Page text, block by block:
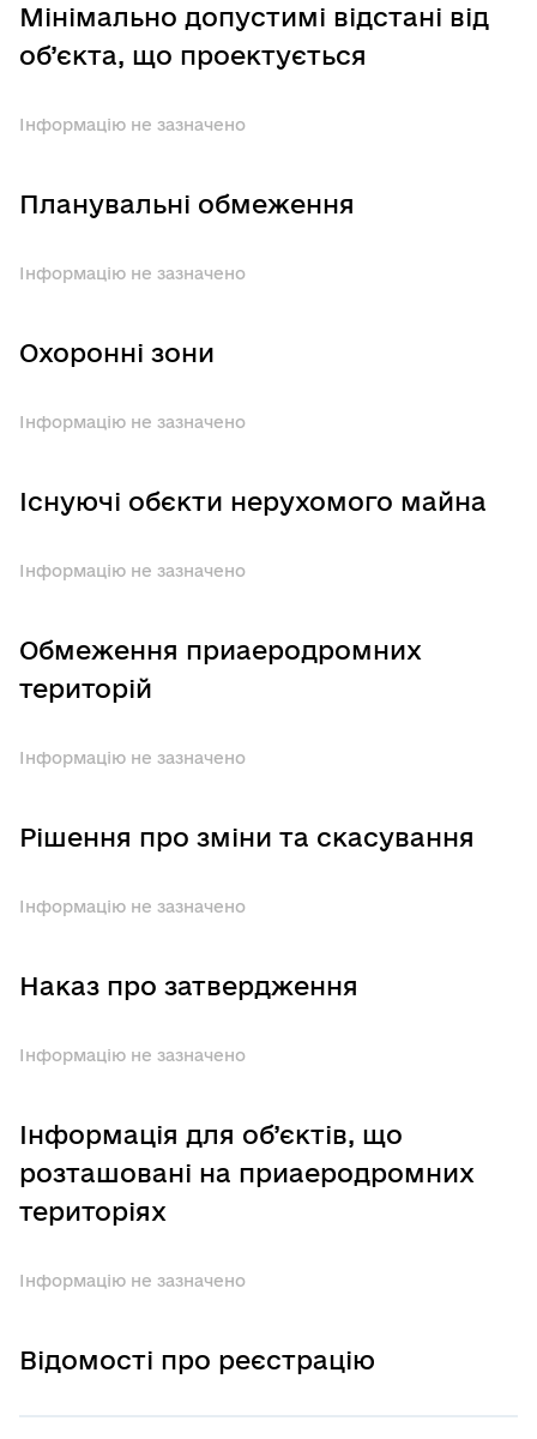
Мінімально допустимі відстані від
об’єкта, що проектується
Інформацію не зазначено
Планувальні обмеження
Інформацію не зазначено
Охоронні зони
Інформацію не зазначено
Існуючі обєкти нерухомого майна
Інформацію не зазначено
Обмеження приаеродромних
територій
Інформацію не зазначено
Рішення про зміни та скасування
Інформацію не зазначено
Наказ про затвердження
Інформацію не зазначено
Інформація для об’єктів, що
розташовані на приаеродромних
територіях
Інформацію не зазначено
Відомості про реєстрацію